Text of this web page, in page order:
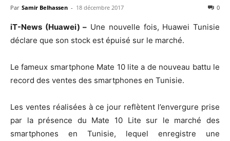
Par Samir Belhassen - 18 décembre 2017 0
iT-News (Huawei) – Une nouvelle fois, Huawei Tunisie
déclare que son stock est épuisé sur le marché.
Le fameux smartphone Mate 10 lite a de nouveau battu le
record des ventes des smartphones en Tunisie.
Les ventes réalisées à ce jour reflètent l’envergure prise
par la présence du Mate 10 Lite sur le marché des
smartphones en Tunisie, lequel enregistre une